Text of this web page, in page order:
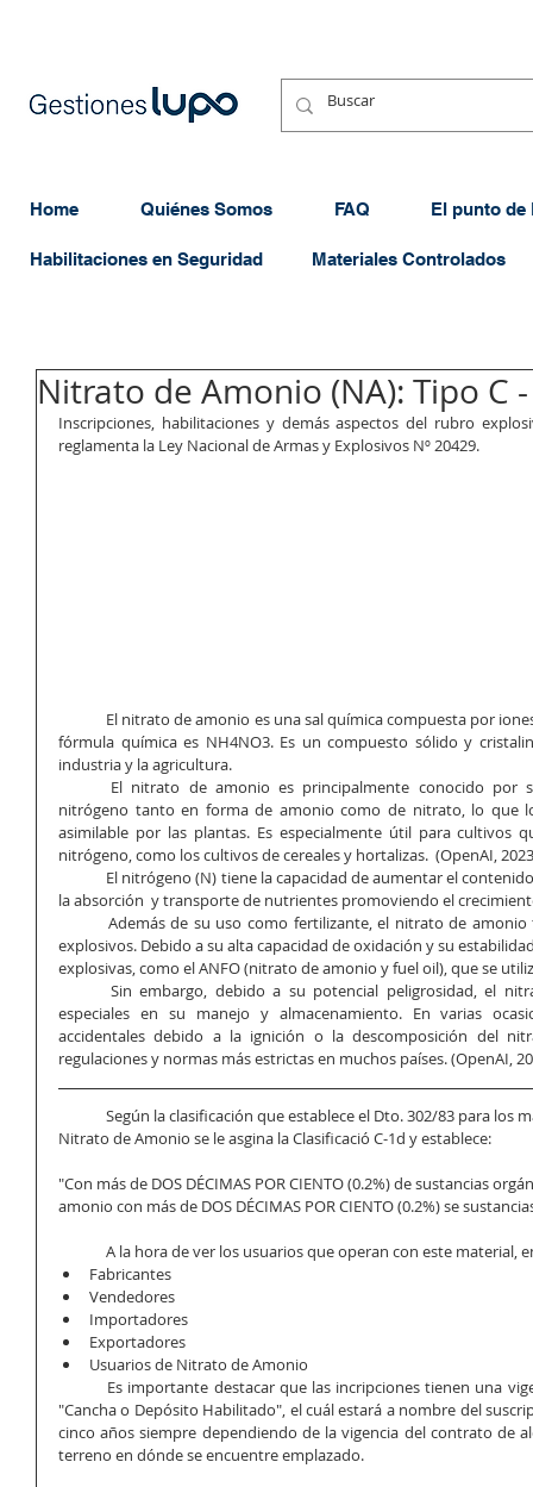
Home Quiénes Somos FAQ El punto de
Habilitaciones en Seguridad Materiales Controlados
Nitrato de Amonio (NA): Tipo C
Inscripciones, habilitaciones y demás aspectos del rubro
reglamenta la Ley Nacional de Armas y Explosivos Nº 20429.
fórmula química es NH4NO3. Es un compuesto sólido y
industria y la agricultura.
nitrógeno tanto en forma de amonio como de nitrato, lo que
asimilable por las plantas. Es especialmente útil para cultivos
nitrógeno, como los cultivos de cereales y hortalizas.  (OpenAI,
la absorción  y transporte de nutrientes promoviendo el
explosivos. Debido a su alta capacidad de oxidación y su
explosivas, como el ANFO (nitrato de amonio y fuel oil), que se
especiales en su manejo y almacenamiento. En varias
accidentales debido a la ignición o la descomposición del
regulaciones y normas más estrictas en muchos países. (OpenAI,
Nitrato de Amonio se le asgina la Clasificació C-1d y establece:
"Con más de DOS DÉCIMAS POR CIENTO (0.2%) de sustancias
amonio con más de DOS DÉCIMAS POR CIENTO (0.2%) se
A la hora de ver los usuarios que operan con este
Fabricantes
Vendedores
Importadores
Exportadores
Usuarios de Nitrato de Amonio
"Cancha o Depósito Habilitado", el cuál estará a nombre del
cinco años siempre dependiendo de la vigencia del contrato de
terreno en dónde se encuentre emplazado.